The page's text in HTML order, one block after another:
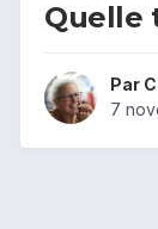
Quelle
Par
7